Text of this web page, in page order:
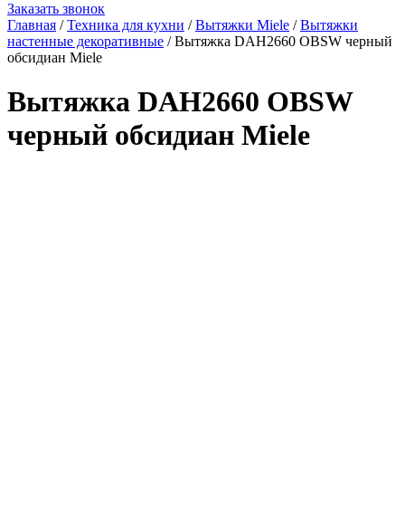
Заказать звонок
Главная /Техника для кухни /Вытяжки Miele /Вытяжки
настенные декоративные /Вытяжка DAH2660 OBSW черный
обсидиан Miele
Вытяжка DAH2660 OBSW
черный обсидиан Miele